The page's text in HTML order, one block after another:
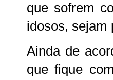
que sofrem
idosos, sejam
Ainda de
que fique